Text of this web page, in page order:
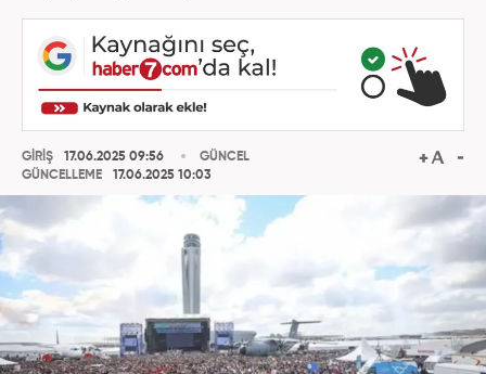
GİRİŞ
17.06.2025 09:56
GÜNCELLEME
17.06.2025 10:03
GÜNCEL